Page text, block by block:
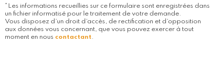
*Les informations recueillies sur ce formulaire sont enregistrées dans
un fichier informatisé pour le traitement de votre demande.
Vous disposez d’un droit d’accès, de rectification et d’opposition
aux données vous concernant, que vous pouvez exercer à tout
moment en nous contactant.